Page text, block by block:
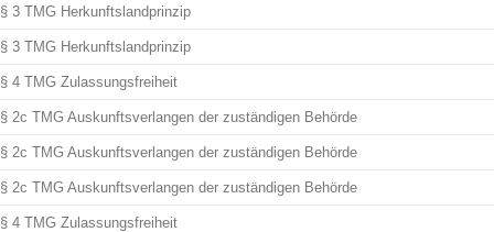
§ 3 TMG Herkunftslandprinzip
§ 3 TMG Herkunftslandprinzip
§ 4 TMG Zulassungsfreiheit
§ 2c TMG Auskunftsverlangen der zuständigen Behörde
§ 2c TMG Auskunftsverlangen der zuständigen Behörde
§ 2c TMG Auskunftsverlangen der zuständigen Behörde
§ 4 TMG Zulassungsfreiheit